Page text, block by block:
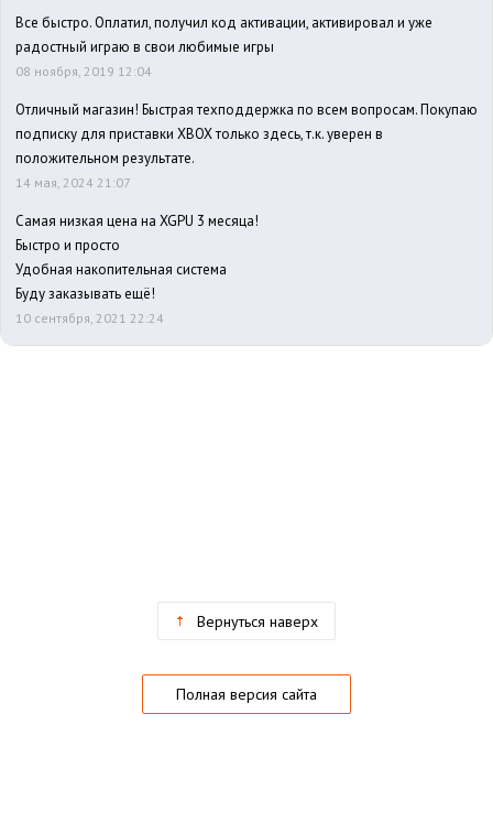
Все быстро. Оплатил, получил код активации, активировал и уже
радостный играю в свои любимые игры
08 ноября, 2019 12:04
Отличный магазин! Быстрая техподдержка по всем вопросам. Покупаю
подписку для приставки XBOX только здесь, т.к. уверен в
положительном результате.
14 мая, 2024 21:07
Самая низкая цена на XGPU 3 месяца!
Быстро и просто
Удобная накопительная система
Буду заказывать ещё!
10 сентября, 2021 22:24
Вернуться наверх
Полная версия сайта